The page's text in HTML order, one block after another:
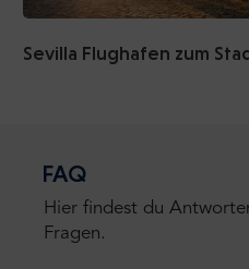
Sevilla Flughafen zum
FAQ
Hier findest du
Fragen.